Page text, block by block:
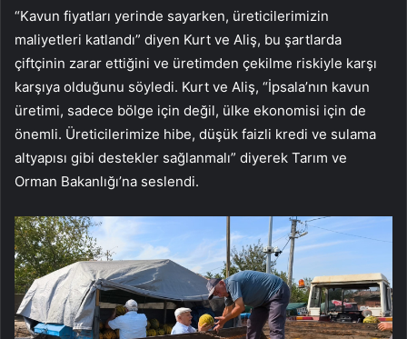
“Kavun fiyatları yerinde sayarken, üreticilerimizin
maliyetleri katlandı” diyen Kurt ve Aliş, bu şartlarda
çiftçinin zarar ettiğini ve üretimden çekilme riskiyle karşı
karşıya olduğunu söyledi. Kurt ve Aliş, “İpsala’nın kavun
üretimi, sadece bölge için değil, ülke ekonomisi için de
önemli. Üreticilerimize hibe, düşük faizli kredi ve sulama
altyapısı gibi destekler sağlanmalı” diyerek Tarım ve
Orman Bakanlığı’na seslendi.